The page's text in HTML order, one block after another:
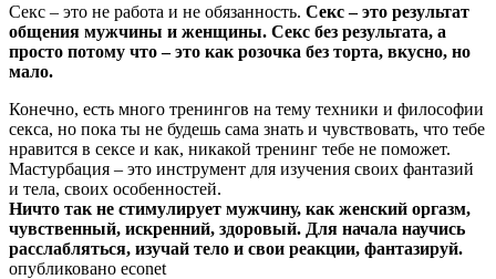
Секс – это не работа и не обязанность. Секс – это результат
общения мужчины и женщины. Секс без результата, а
просто потому что – это как розочка без торта, вкусно, но
мало.
Конечно, есть много тренингов на тему техники и философии
секса, но пока ты не будешь сама знать и чувствовать, что тебе
нравится в сексе и как, никакой тренинг тебе не поможет.
Мастурбация – это инструмент для изучения своих фантазий
и тела, своих особенностей.
Ничто так не стимулирует мужчину, как женский оргазм,
чувственный, искренний, здоровый. Для начала научись
расслабляться, изучай тело и свои реакции, фантазируй.
опубликовано econet